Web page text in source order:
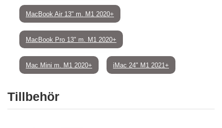
MacBook Air 13" m. M1 2020+
MacBook Pro 13" m. M1 2020+
Mac Mini m. M1 2020+ iMac 24" M1 2021+
Tillbehör